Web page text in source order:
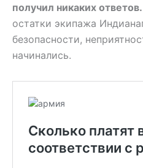
получил никаких ответов.
остатки экипажа
безопасности,
начинались.